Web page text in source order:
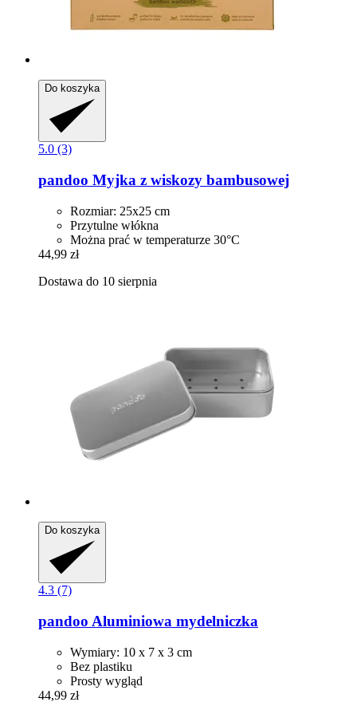
Do koszyka
5.0 (3)
pandoo Myjka z wiskozy bambusowej
Rozmiar: 25x25 cm
Przytulne włókna
Można prać w temperaturze 30°C
44,99 zł
Dostawa do 10 sierpnia
Do koszyka
4.3 (7)
pandoo Aluminiowa mydelniczka
Wymiary: 10 x 7 x 3 cm
Bez plastiku
Prosty wygląd
44,99 zł